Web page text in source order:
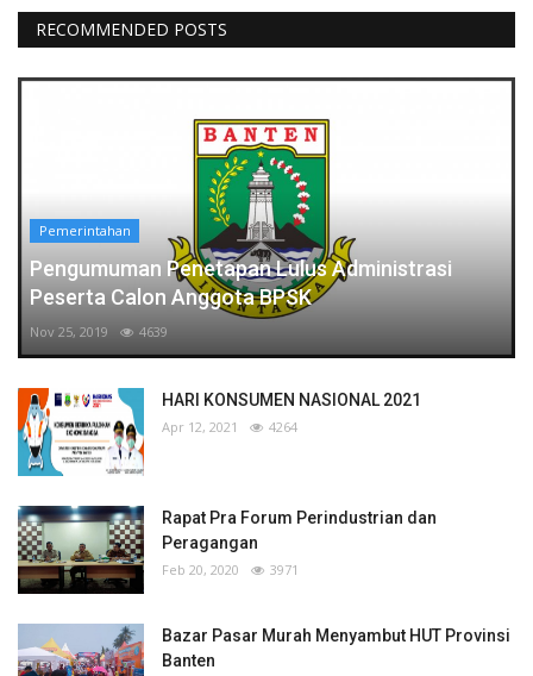
RECOMMENDED POSTS
Pemerintahan
Pengumuman Penetapan Lulus Administrasi
Peserta Calon Anggota BPSK
Nov 25, 2019 4639
HARI KONSUMEN NASIONAL 2021
Apr 12, 2021 4264
Rapat Pra Forum Perindustrian dan
Peragangan
Feb 20, 2020 3971
Bazar Pasar Murah Menyambut HUT Provinsi
Banten